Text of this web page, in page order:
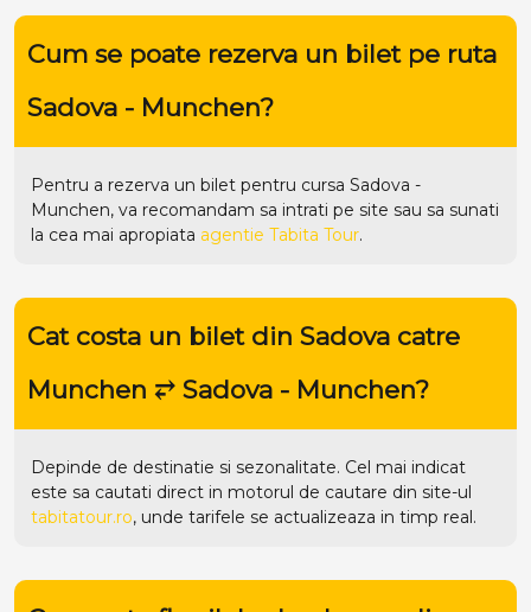
Cum se poate rezerva un bilet pe ruta
Sadova - Munchen?
Pentru a rezerva un bilet pentru cursa Sadova -
Munchen, va recomandam sa intrati pe site sau sa sunati
la cea mai apropiata agentie Tabita Tour.
Cat costa un bilet din Sadova catre
Munchen ⥂ Sadova - Munchen?
Depinde de destinatie si sezonalitate. Cel mai indicat
este sa cautati direct in motorul de cautare din site-ul
tabitatour.ro, unde tarifele se actualizeaza in timp real.